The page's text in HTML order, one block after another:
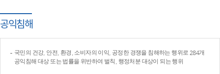
공익침해
국민의 건강, 안전, 환경, 소비자의 이익, 공정한 경쟁을 침해하는 행위로 284개
공익침해 대상 또는 법률을 위반하여 벌칙, 행정처분 대상이 되는 행위